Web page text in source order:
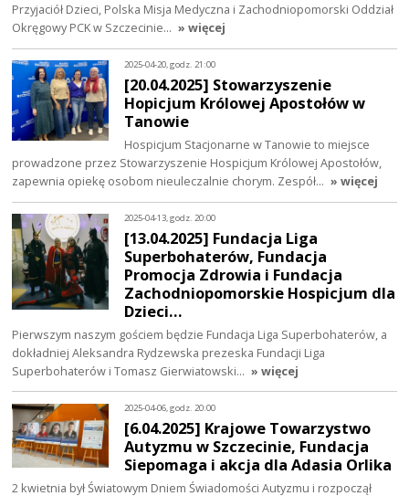
Przyjaciół Dzieci, Polska Misja Medyczna i Zachodniopomorski Oddział
Okręgowy PCK w Szczecinie… » więcej
2025-04-20, godz. 21:00
[20.04.2025] Stowarzyszenie
Hopicjum Królowej Apostołów w
Tanowie
Hospicjum Stacjonarne w Tanowie to miejsce
prowadzone przez Stowarzyszenie Hospicjum Królowej Apostołów,
zapewnia opiekę osobom nieuleczalnie chorym. Zespół… » więcej
2025-04-13, godz. 20:00
[13.04.2025] Fundacja Liga
Superbohaterów, Fundacja
Promocja Zdrowia i Fundacja
Zachodniopomorskie Hospicjum dla
Dzieci…
Pierwszym naszym gościem będzie Fundacja Liga Superbohaterów, a
dokładniej Aleksandra Rydzewska prezeska Fundacji Liga
Superbohaterów i Tomasz Gierwiatowski… » więcej
2025-04-06, godz. 20:00
[6.04.2025] Krajowe Towarzystwo
Autyzmu w Szczecinie, Fundacja
Siepomaga i akcja dla Adasia Orlika
2 kwietnia był Światowym Dniem Świadomości Autyzmu i rozpoczął